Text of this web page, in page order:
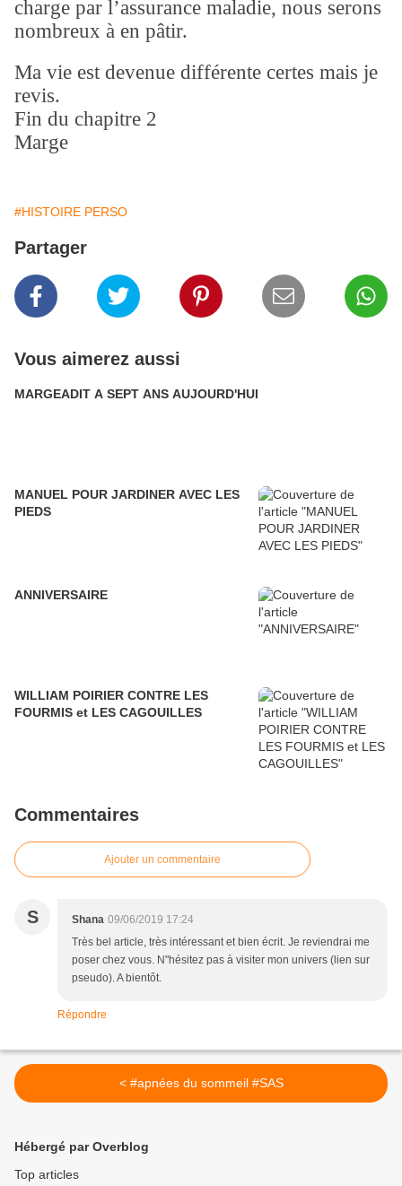
charge par l’assurance maladie, nous serons
nombreux à en pâtir.
Ma vie est devenue différente certes mais je
revis.
Fin du chapitre 2
Marge
#HISTOIRE PERSO
Partager
Vous aimerez aussi
MARGEADIT A SEPT ANS AUJOURD'HUI
MANUEL POUR JARDINER AVEC LES
PIEDS
ANNIVERSAIRE
WILLIAM POIRIER CONTRE LES
FOURMIS et LES CAGOUILLES
Commentaires
Ajouter un commentaire
S Shana 09/06/2019 17:24
Très bel article, très intéressant et bien écrit. Je reviendrai me
poser chez vous. N"hésitez pas à visiter mon univers (lien sur
pseudo). A bientôt.
Répondre
< #apnées du sommeil #SAS
Hébergé par Overblog
Top articles